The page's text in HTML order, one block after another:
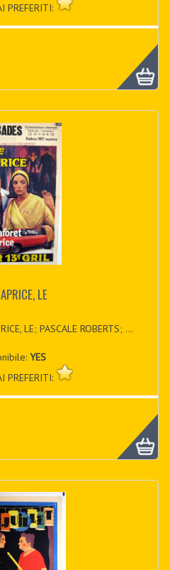
PREFERITI:
LE
LE; PASCALE ROBERTS; ...
YES
PREFERITI: